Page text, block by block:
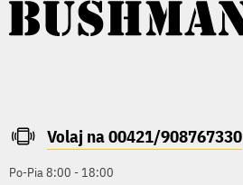
Volaj na 00421/908767330
Po-Pia 8:00 - 18:00